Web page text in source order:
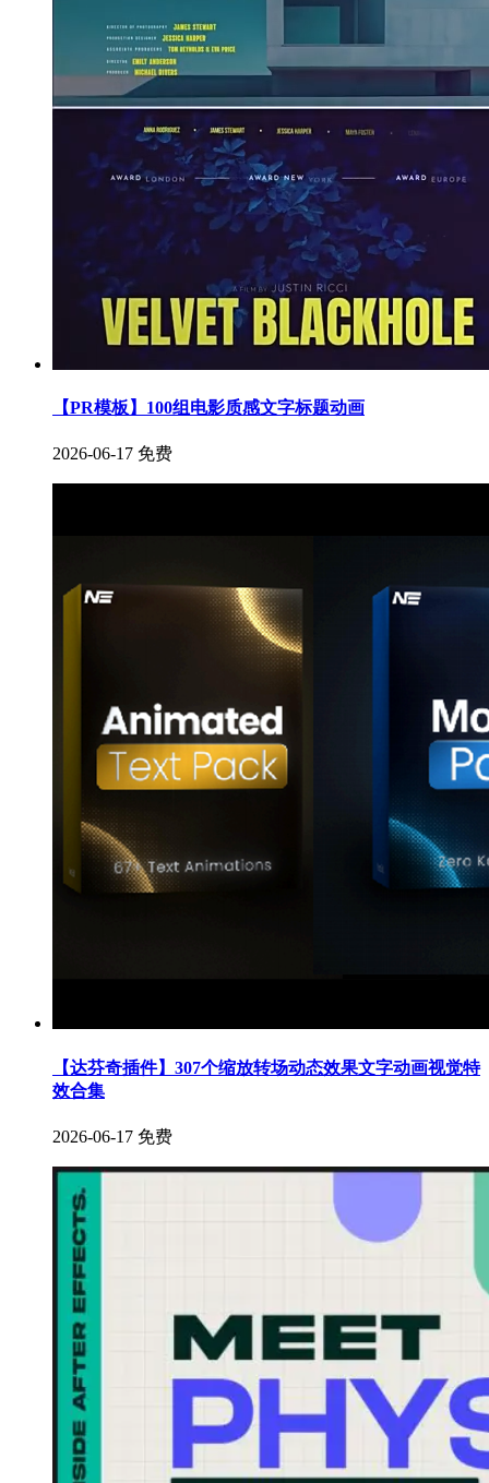
【PR模板】100组电影质感文字标题动画
2026-06-17 免费
【达芬奇插件】307个缩放转场动态效果文字动画视觉特
效合集
2026-06-17 免费